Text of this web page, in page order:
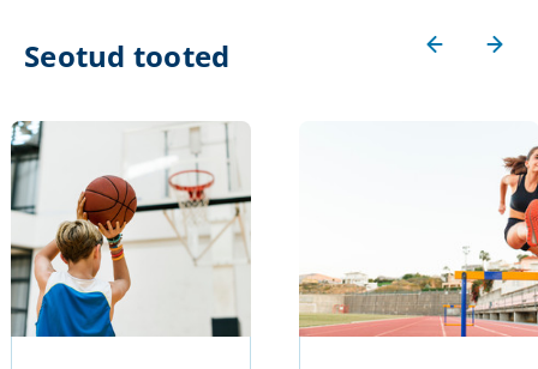
Seotud tooted